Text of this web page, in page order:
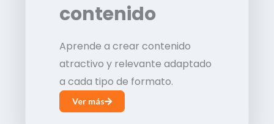
contenido
Aprende a crear contenido
atractivo y relevante adaptado
a cada tipo de formato.
Ver más